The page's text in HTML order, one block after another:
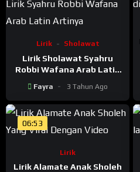
Lirik Sholawat
Lirik Sholawat Syahru
Robbi Wafana Arab Latin
Fayra 3 Tahun Ago
06:53
Lirik
Lirik Alamate Anak Sholeh